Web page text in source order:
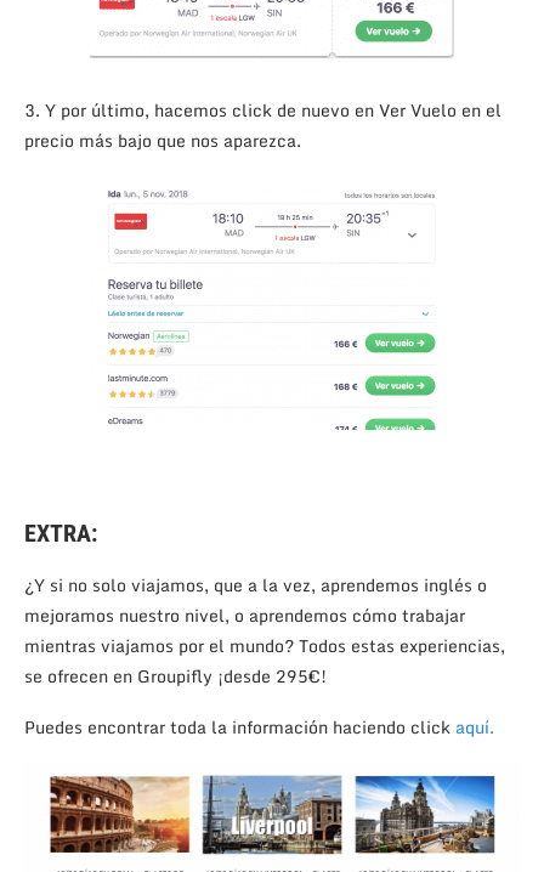
3. Y por último, hacemos click de nuevo en Ver Vuelo en el
precio más bajo que nos aparezca.
EXTRA:
¿Y si no solo viajamos, que a la vez, aprendemos inglés o
mejoramos nuestro nivel, o aprendemos cómo trabajar
mientras viajamos por el mundo? Todos estas experiencias,
se ofrecen en Groupifly ¡desde 295€!
Puedes encontrar toda la información haciendo click aquí.